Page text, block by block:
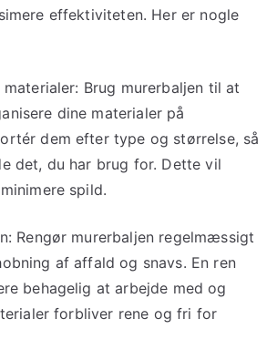
effektiviteten. Her er nogle
materialer: Brug murerbaljen til at
dine materialer på
dem efter type og størrelse, så
det, du har brug for. Dette vil
spild.
Rengør murerbaljen regelmæssigt
af affald og snavs. En ren
behagelig at arbejde med og
forbliver rene og fri for